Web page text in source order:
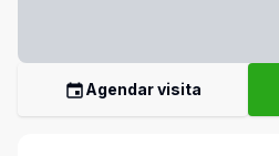
Agendar visita